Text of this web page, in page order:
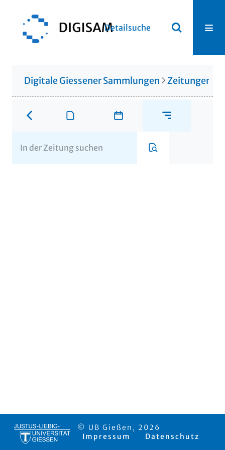
Detailsuche
Digitale Giessener Sammlungen Zeitungen
© UB Gießen, 2026
Impressum
Datenschutz